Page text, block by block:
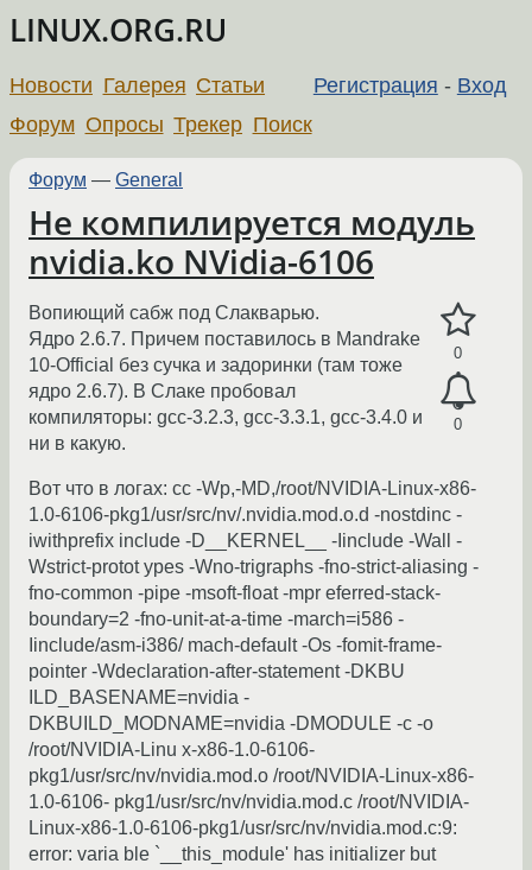
LINUX.ORG.RU
Регистрация - Вход
Новости Галерея Статьи
Форум Опросы Трекер Поиск
Форум — General
Не компилируется модуль
nvidia.ko NVidia-6106
0
0
Вопиющий сабж под Слакварью.
Ядро 2.6.7. Причем поставилось в Mandrake
10-Official без сучка и задоринки (там тоже
ядро 2.6.7). В Слаке пробовал
компиляторы: gcc-3.2.3, gcc-3.3.1, gcc-3.4.0 и
ни в какую.
Вот что в логах: cc -Wp,-MD,/root/NVIDIA-Linux-x86-
1.0-6106-pkg1/usr/src/nv/.nvidia.mod.o.d -nostdinc -
iwithprefix include -D__KERNEL__ -Iinclude -Wall -
Wstrict-protot ypes -Wno-trigraphs -fno-strict-aliasing -
fno-common -pipe -msoft-float -mpr eferred-stack-
boundary=2 -fno-unit-at-a-time -march=i586 -
Iinclude/asm-i386/ mach-default -Os -fomit-frame-
pointer -Wdeclaration-after-statement -DKBU
ILD_BASENAME=nvidia -
DKBUILD_MODNAME=nvidia -DMODULE -c -o
/root/NVIDIA-Linu x-x86-1.0-6106-
pkg1/usr/src/nv/nvidia.mod.o /root/NVIDIA-Linux-x86-
1.0-6106- pkg1/usr/src/nv/nvidia.mod.c /root/NVIDIA-
Linux-x86-1.0-6106-pkg1/usr/src/nv/nvidia.mod.c:9:
error: varia ble `__this_module' has initializer but